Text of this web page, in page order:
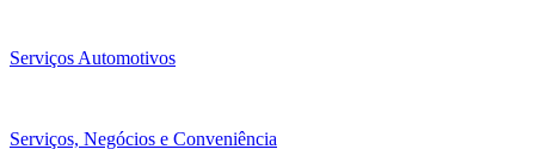
Serviços Automotivos
Serviços, Negócios e Conveniência